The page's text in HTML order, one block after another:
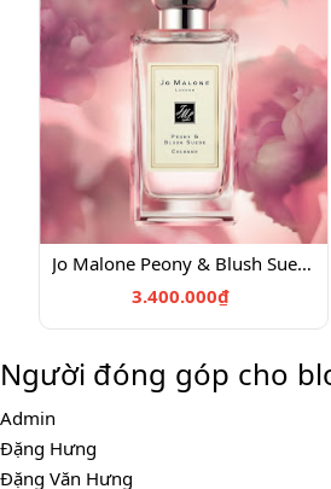
Jo Malone Peony & Blush Suede Cologne (100ml)
3.400.000₫
Người đóng góp cho
Admin
Đặng Hưng
Đặng Văn Hưng